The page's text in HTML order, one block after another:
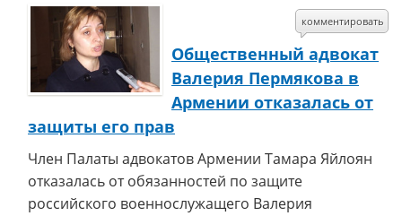
комментировать
Общественный адвокат
Валерия Пермякова в
Армении отказалась от
защиты его прав
Член Палаты адвокатов Армении Тамара Яйлоян
отказалась от обязанностей по защите
российского военнослужащего Валерия